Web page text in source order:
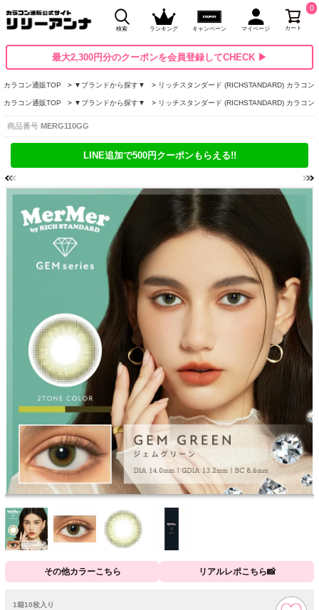
検索 ランキング キャンペーン マイページ カート
0
最大2,300円分のクーポンを会員登録してCHECK ▶
カラコン通販TOP ▼ブランドから探す▼ リッチスタンダード (RICHSTANDARD) カラコン
カラコン通販TOP ▼ブランドから探す▼ リッチスタンダード (RICHSTANDARD) カラコン
商品番号 MERG110GG
LINE追加で500円クーポンもらえる!!
その他カラーこちら リアルレポこちら📸
1箱10枚入り